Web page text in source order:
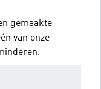
gemaakte
van onze